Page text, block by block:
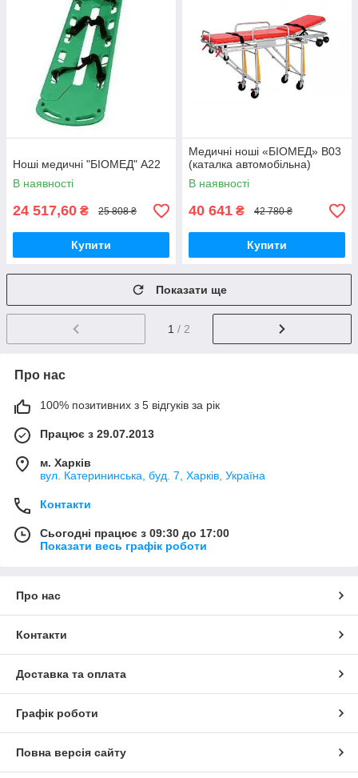
Ноші медичні "БІОМЕД" А22
В наявності
24 517,60 ₴ 25 808 ₴
Купити
Медичні ноші «БІОМЕД» В03
(каталка автомобільна)
В наявності
40 641 ₴ 42 780 ₴
Купити
Показати ще
1 / 2
Про нас
100% позитивних з 5 відгуків за рік
Працює з 29.07.2013
м. Харків
вул. Катерининська, буд. 7, Харків, Україна
Контакти
Сьогодні працює з 09:30 до 17:00
Показати весь графік роботи
Про нас
Контакти
Доставка та оплата
Графік роботи
Повна версія сайту